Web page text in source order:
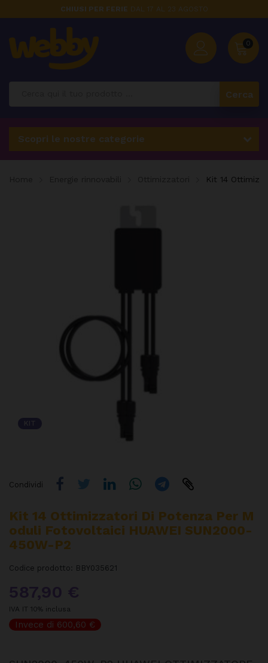
CHIUSI PER FERIE DAL 17 AL 23 AGOSTO
0
Cerca
Scopri le nostre categorie
Kit 14
KIT
Condividi
Kit 14 Ottimizzatori Di Potenza Per M
Oduli Fotovoltaici HUAWEI SUN2000-
450W-P2
Codice prodotto: BBY035621
IVA IT 10% inclusa
Invece di 600,60 €